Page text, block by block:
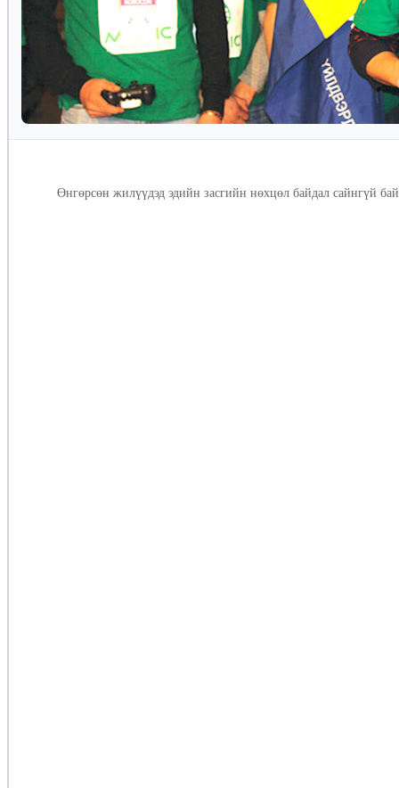
Өнгөрсөн жилүүдэд эдийн засгийн нөхцөл байдал сайнгүй